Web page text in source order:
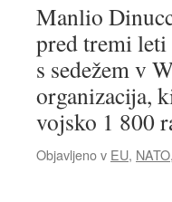
Manlio
pred tremi
s sedežem v
organizacija,
vojsko 1 800
Objavljeno v EU, NATO,